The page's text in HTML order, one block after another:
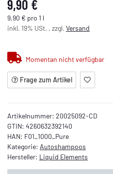
9,90 €
9,90 € pro 1 l
inkl. 19% USt. , zzgl. Versand
Momentan nicht verfügbar
Frage zum Artikel
Artikelnummer: 20025092-CD
GTIN: 4260632392140
HAN: F01_1000_Pure
Kategorie: Autoshampoos
Hersteller: Liquid Elements